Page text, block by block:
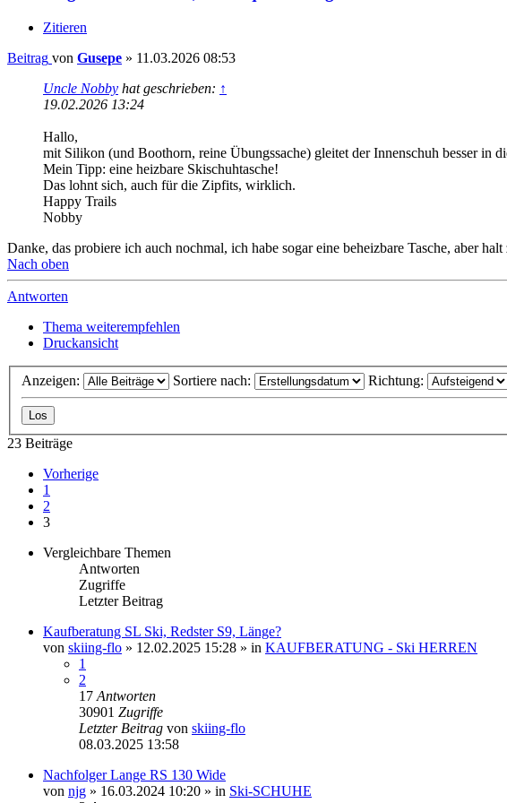
Zitieren
Beitrag von Gusepe » 11.03.2026 08:53
Uncle Nobby hat geschrieben: ↑
19.02.2026 13:24
Hallo,
mit Silikon (und Boothorn, reine Übungssache) gleitet der Innenschuh besser in
Mein Tipp: eine heizbare Skischuhtasche!
Das lohnt sich, auch für die Zipfits, wirklich.
Happy Trails
Nobby
Danke, das probiere ich auch nochmal, ich habe sogar eine beheizbare Tasche, aber
Nach oben
Antworten
Thema weiterempfehlen
Druckansicht
Anzeigen: Sortiere nach: Richtung:
23 Beiträge
Vorherige
1
2
3
Vergleichbare Themen
Antworten
Zugriffe
Letzter Beitrag
Kaufberatung SL Ski, Redster S9, Länge?
von skiing-flo » 12.02.2025 15:28 » in KAUFBERATUNG - Ski HERREN
1
2
17 Antworten
30901 Zugriffe
Letzter Beitrag von skiing-flo
08.03.2025 13:58
Nachfolger Lange RS 130 Wide
von njg » 16.03.2024 10:20 » in Ski-SCHUHE